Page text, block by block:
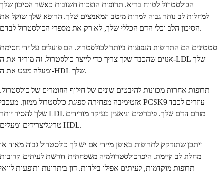
הכולסטרול לטווח בריא. תרופות הופכות חשובות כאשר הסיכון שלך
למחלות לב נותר גבוה למרות מיטב המאמצים שלך. הרופא שלך שוקל את
הסיכון הלב וכלי הדם הכללי שלך, לא רק את מספרי הכולסטרול לבדם.
סטטינים הם התרופות הנפוצות ביותר לכולסטרול. הם פועלים על ידי חסימת
אנזים שהכבד שלך צריך כדי לייצר כולסטרול. זה מוריד את ה-LDL שלך
ומעלה מעט את ה-HDL שלך.
תרופות אחרות מכוונות להיבטים שונים של חילוף החומרים של כולסטרול.
אזטימיבה מפחיתה ספיגת כולסטרול ממזון. מעכבי PCSK9 עוזרים לכבד
שלך להסיר יותר LDL מזרם הדם שלך. פיברטים וניאצין בעיקר מורידים
טריגליצרידים ומעלים HDL.
ייתכן שתזדקק לתרופות באופן מיידי אם יש לך כולסטרול גבוה מאוד או
מחלת לב קיימת. היפרכולסטרולמיה משפחתית דורשת לעיתים קרובות
תרופות מוקדמות, לעיתים אפילו בילדות. דון ביתרונות ותופעות לוואי